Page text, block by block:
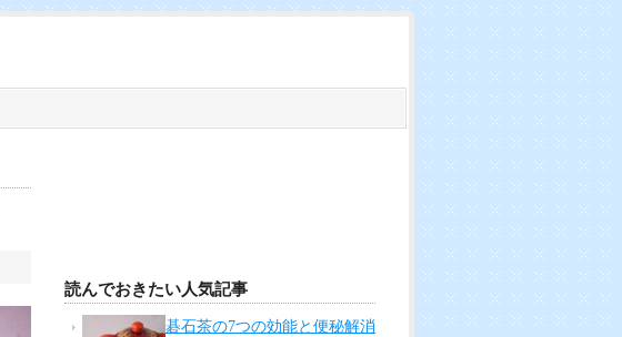
読んでおきたい人気記事
碁石茶の7つの効能と便秘解消